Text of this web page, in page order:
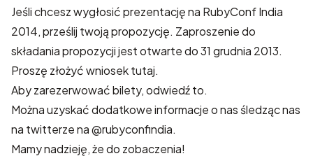
Jeśli chcesz wygłosić prezentację na RubyConf India
2014, prześlij twoją propozycję. Zaproszenie do
składania propozycji jest otwarte do 31 grudnia 2013.
Proszę złożyć wniosek tutaj.
Aby zarezerwować bilety, odwiedźto.
Można uzyskać dodatkowe informacje o nas śledząc nas
na twitterze na @rubyconfindia.
Mamy nadzieję, że do zobaczenia!